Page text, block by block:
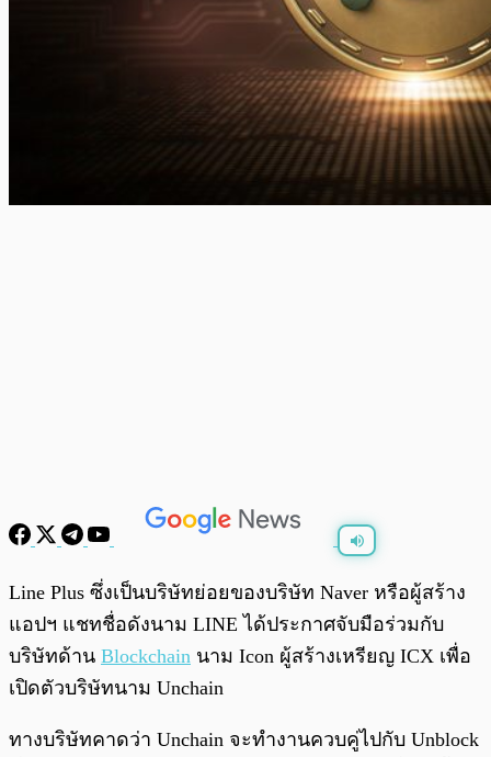
พร้อมเล่น 0:00/0:00
Line Plus ซึ่งเป็นบริษัทย่อยของบริษัท Naver หรือผู้สร้าง
แอปฯ แชทชื่อดังนาม LINE ได้ประกาศจับมือร่วมกับ
บริษัทด้าน Blockchain นาม Icon ผู้สร้างเหรียญ ICX เพื่อ
เปิดตัวบริษัทนาม Unchain
ทางบริษัทคาดว่า Unchain จะทำงานควบคู่ไปกับ Unblock